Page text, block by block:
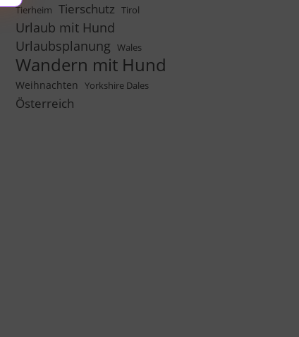
Tierheim Tierschutz Tirol
Urlaub mit Hund
Urlaubsplanung Wales
Wandern mit Hund
Weihnachten Yorkshire Dales
Österreich